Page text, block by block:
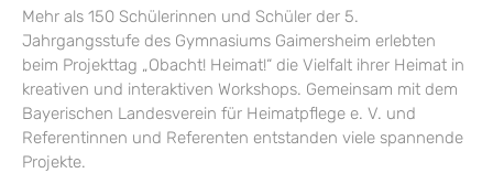
Mehr als 150 Schülerinnen und Schüler der 5.
Jahrgangsstufe des Gymnasiums Gaimersheim erlebten
beim Projekttag „Obacht! Heimat!“ die Vielfalt ihrer Heimat in
kreativen und interaktiven Workshops. Gemeinsam mit dem
Bayerischen Landesverein für Heimatpflege e. V. und
Referentinnen und Referenten entstanden viele spannende
Projekte.